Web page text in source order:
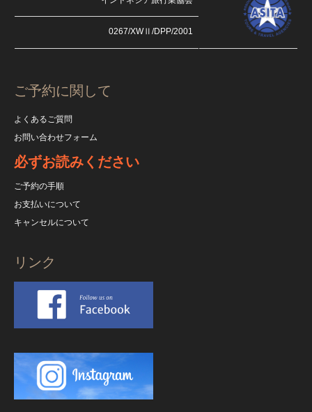
0267/XWⅡ/DPP/2001
ご予約に関して
よくあるご質問
お問い合わせフォーム
必ずお読みください
ご予約の手順
お支払いについて
キャンセルについて
リンク